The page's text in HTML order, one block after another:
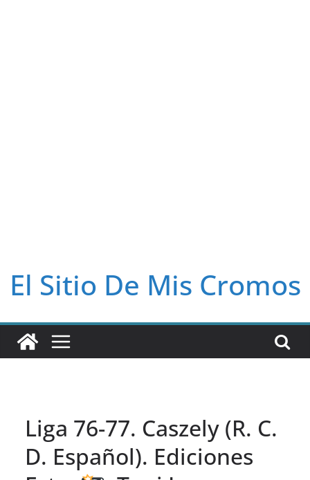
El Sitio De Mis Cromos
Liga 76-77. Caszely (R. C.
D. Español). Ediciones